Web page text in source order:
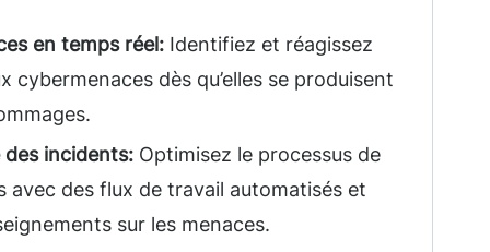
en temps réel:Identifiez et réagissez
cybermenaces dès qu’elles se produisent
incidents:Optimisez le processus de
avec des flux de travail automatisés et
sur les menaces.